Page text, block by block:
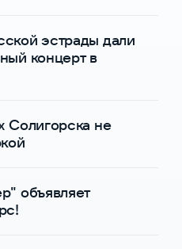
эстрады дали
концерт в
Солигорска не
объявляет